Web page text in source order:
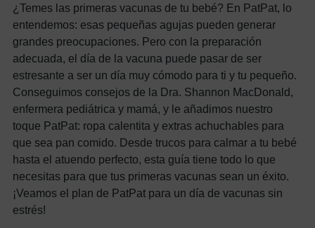
¿Temes las primeras vacunas de tu bebé? En PatPat, lo
entendemos: esas pequeñas agujas pueden generar
grandes preocupaciones. Pero con la preparación
adecuada, el día de la vacuna puede pasar de ser
estresante a ser un día muy cómodo para ti y tu pequeño.
Conseguimos consejos de la Dra. Shannon MacDonald,
enfermera pediátrica y mamá, y le añadimos nuestro
toque PatPat: ropa calentita y extras achuchables para
que sea pan comido. Desde trucos para calmar a tu bebé
hasta el atuendo perfecto, esta guía tiene todo lo que
necesitas para que tus primeras vacunas sean un éxito.
¡Veamos el plan de PatPat para un día de vacunas sin
estrés!